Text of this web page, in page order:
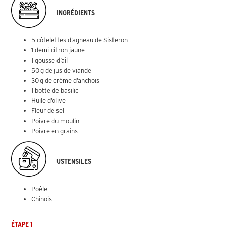
INGRÉDIENTS
5 côtelettes d’agneau de Sisteron
1 demi-citron jaune
1 gousse d’ail
50 g de jus de viande
30 g de crème d’anchois
1 botte de basilic
Huile d’olive
Fleur de sel
Poivre du moulin
Poivre en grains
USTENSILES
Poêle
Chinois
ÉTAPE 1